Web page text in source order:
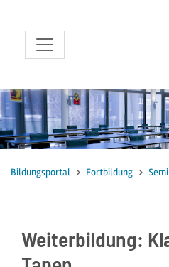
zum Inhalt
Bildungsportal Fortbildung
Weiterbildung: